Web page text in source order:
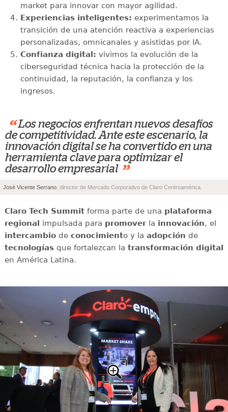
market para innovar con mayor agilidad.
Experiencias inteligentes: experimentamos la
transición de una atención reactiva a experiencias
personalizadas, omnicanales y asistidas por IA.
Confianza digital: vivimos la evolución de la
ciberseguridad técnica hacia la protección de la
continuidad, la reputación, la confianza y los
ingresos.
“ Los negocios enfrentan nuevos desafíos
de competitividad. Ante este escenario, la
innovación digital se ha convertido en una
herramienta clave para optimizar el
desarrollo empresarial ”
José Vicente Serrano , director de Mercado Corporativo de Claro Centroamérica.
Claro Tech Summitforma parte de una plataforma
regional impulsada para promoverla innovación, el
intercambiode conocimiento y la adopción de
tecnologíasque fortalezcan la transformación digital
en América Latina.